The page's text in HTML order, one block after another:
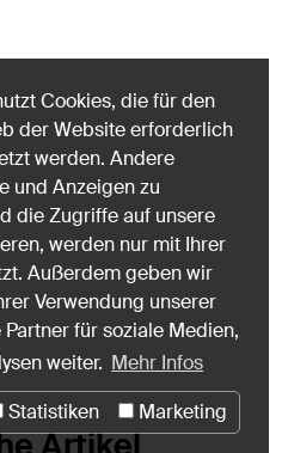
Cookies, die für den
der Website erforderlich
werden. Andere
und Anzeigen zu
die Zugriffe auf unsere
werden nur mit Ihrer
Außerdem geben wir
Verwendung unserer
für soziale Medien,
weiter. Mehr Infos
Statistiken Marketing